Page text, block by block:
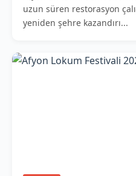
uzun süren restorasyon
yeniden şehre kazandırı...